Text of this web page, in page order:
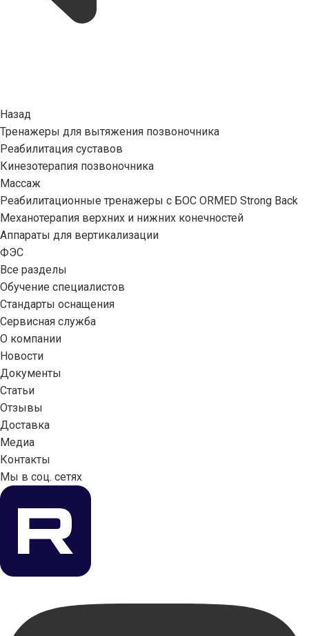
Назад
Тренажеры для вытяжения позвоночника
Реабилитация суставов
Кинезотерапия позвоночника
Массаж
Реабилитационные тренажеры с БОС ORMED Strong Back
Механотерапия верхних и нижних конечностей
Аппараты для вертикализации
ФЭС
Все разделы
Обучение специалистов
Стандарты оснащения
Сервисная служба
О компании
Новости
Документы
Статьи
Отзывы
Доставка
Медиа
Контакты
Мы в соц. сетях